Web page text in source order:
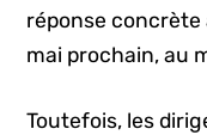
réponse concrète
mai prochain, au
Toutefois, les